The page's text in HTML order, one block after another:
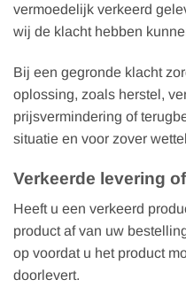
vermoedelijk verkeerd
wij de klacht hebben
Bij een gegronde klacht
oplossing, zoals herstel,
prijsvermindering of
situatie en voor zover
Verkeerde levering
Heeft u een verkeerd
product af van uw
op voordat u het product
doorlevert.